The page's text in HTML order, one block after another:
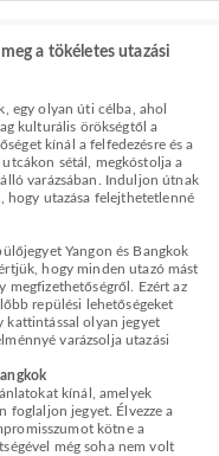
meg a tökéletes utazási
egy olyan úti célba, ahol
kulturális örökségtől a
kínál a felfedezésre és a
sétál, megkóstolja a
varázsában. Induljon útnak
hogy utazása felejthetetlenné
Yangon és Bangkok
hogy minden utazó mást
megfizethetőségről. Ezért az
repülési lehetőségeket
kattintással olyan jegyet
varázsolja utazási
kínál, amelyek
foglaljon jegyet. Élvezze a
kötne a
még soha nem volt